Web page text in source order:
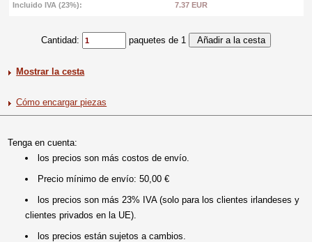
Incluido IVA (23%): 7.37 EUR
Cantidad: paquetes de 1
Mostrar la cesta
Cómo encargar piezas
Tenga en cuenta:
los precios son más costos de envío.
Precio mínimo de envío: 50,00 €
los precios son más 23% IVA (solo para los clientes irlandeses y
clientes privados en la UE).
los precios están sujetos a cambios.